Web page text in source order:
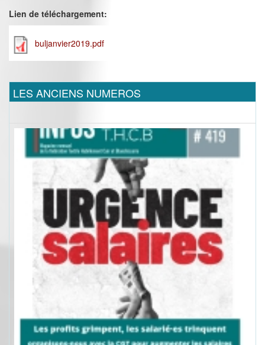
Lien de téléchargement:
buljanvier2019.pdf
LES ANCIENS NUMEROS